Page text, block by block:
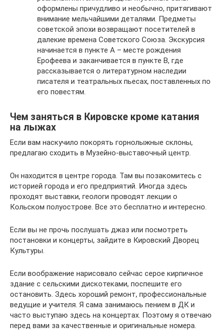
оформлены причудливо и необычно, притягивают
внимание мельчайшими деталями. Предметы
советской эпохи возвращают посетителей в
далекие времена Советского Союза. Экскурсия
начинается в пункте А – месте рождения
Ерофеева и заканчивается в пункте В, где
рассказывается о литературном наследии
писателя и театральных пьесах, поставленных по
его повестям.
Чем заняться в Кировске кроме катания
на лыжах
Если вам наскучило покорять горнолыжные склоны,
предлагаю сходить в Музейно-выставочный центр.
Он находится в центре города. Там вы позакомитесь с
историей города и его предприятий. Иногда здесь
проходят выставки, геологи проводят лекции о
Кольском полуострове. Все это бесплатно и интересно.
Если вы не прочь послушать джаз или посмотреть
постановки и концерты, зайдите в Кировский Дворец
Культуры.
Если воображение нарисовало сейчас серое кирпичное
здание с сельскими дискотеками, поспешите его
остановить. Здесь хороший ремонт, профессиональные
ведущие и учителя. Я сама занимаюсь пением в ДК и
часто выступаю здесь на концертах. Поэтому я отвечаю
перед вами за качественные и оригинальные номера.